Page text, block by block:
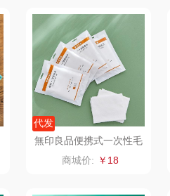
罗莱 超柔床品 三只松鼠（代理
商）
百草味（代理商） LUING BOX
康宁
SWISS MILITARY 罗莱超柔床品
竹盐
代发
無印良品便携式一次性毛
巾WL6XB6008
商城价: ￥18